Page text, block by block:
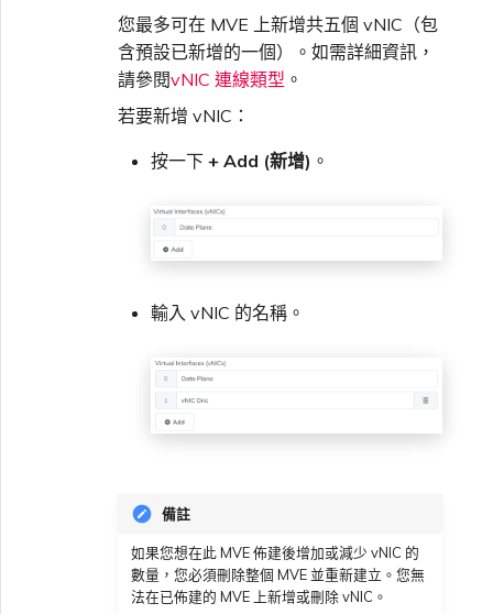
您最多可在 MVE 上新增共五個 vNIC（包
含預設已新增的一個）。如需詳細資訊，
請參閱vNIC 連線類型 。
若要新增 vNIC：
按一下 + Add (新增) 。
輸入 vNIC 的名稱。
備註
如果您想在此 MVE 佈建後增加或減少 vNIC 的
數量，您必須刪除整個 MVE 並重新建立。您無
法在已佈建的 MVE 上新增或刪除 vNIC。